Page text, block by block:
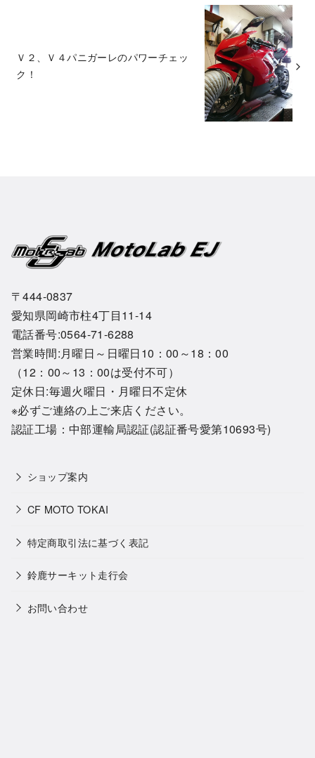
Ｖ２、Ｖ４パニガーレのパワーチェッ
ク！
〒444-0837
愛知県岡崎市柱4丁目11-14
電話番号:0564-71-6288
営業時間:月曜日～日曜日10：00～18：00
（12：00～13：00は受付不可）
定休日:毎週火曜日・月曜日不定休
※必ずご連絡の上ご来店ください。
認証工場：中部運輸局認証(認証番号愛第10693号)
ショップ案内
CF MOTO TOKAI
特定商取引法に基づく表記
鈴鹿サーキット走行会
お問い合わせ